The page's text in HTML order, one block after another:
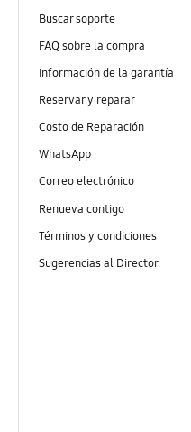
Buscar soporte
FAQ sobre la compra
Información de la garantía
Reservar y reparar
Costo de Reparación
WhatsApp
Correo electrónico
Renueva contigo
Términos y condiciones
Sugerencias al Director